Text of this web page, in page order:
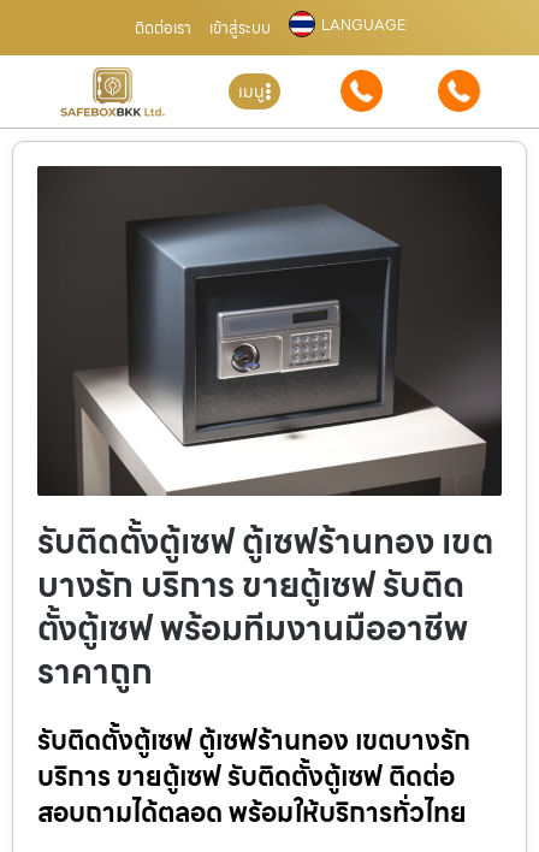
ติดต่อเรา เข้าสู่ระบบ LANGUAGE
เมนู
รับติดตั้งตู้เซฟ ตู้เซฟร้านทอง เขต
บางรัก บริการ ขายตู้เซฟ รับติด
ตั้งตู้เซฟ พร้อมทีมงานมืออาชีพ
ราคาถูก
รับติดตั้งตู้เซฟ ตู้เซฟร้านทอง เขตบางรัก
บริการ ขายตู้เซฟ รับติดตั้งตู้เซฟ ติดต่อ
สอบถามได้ตลอด พร้อมให้บริการทั่วไทย